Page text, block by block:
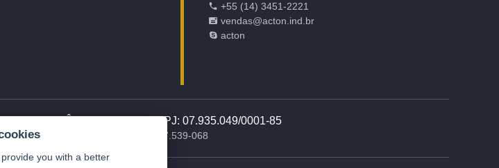
+55 (14) 3451-2221
vendas@acton.ind.br
acton
LTDA | CNPJ: 07.935.049/0001-85
Lácio – Marília – SP -Brasil - CEP: 17.539-068
you with a better